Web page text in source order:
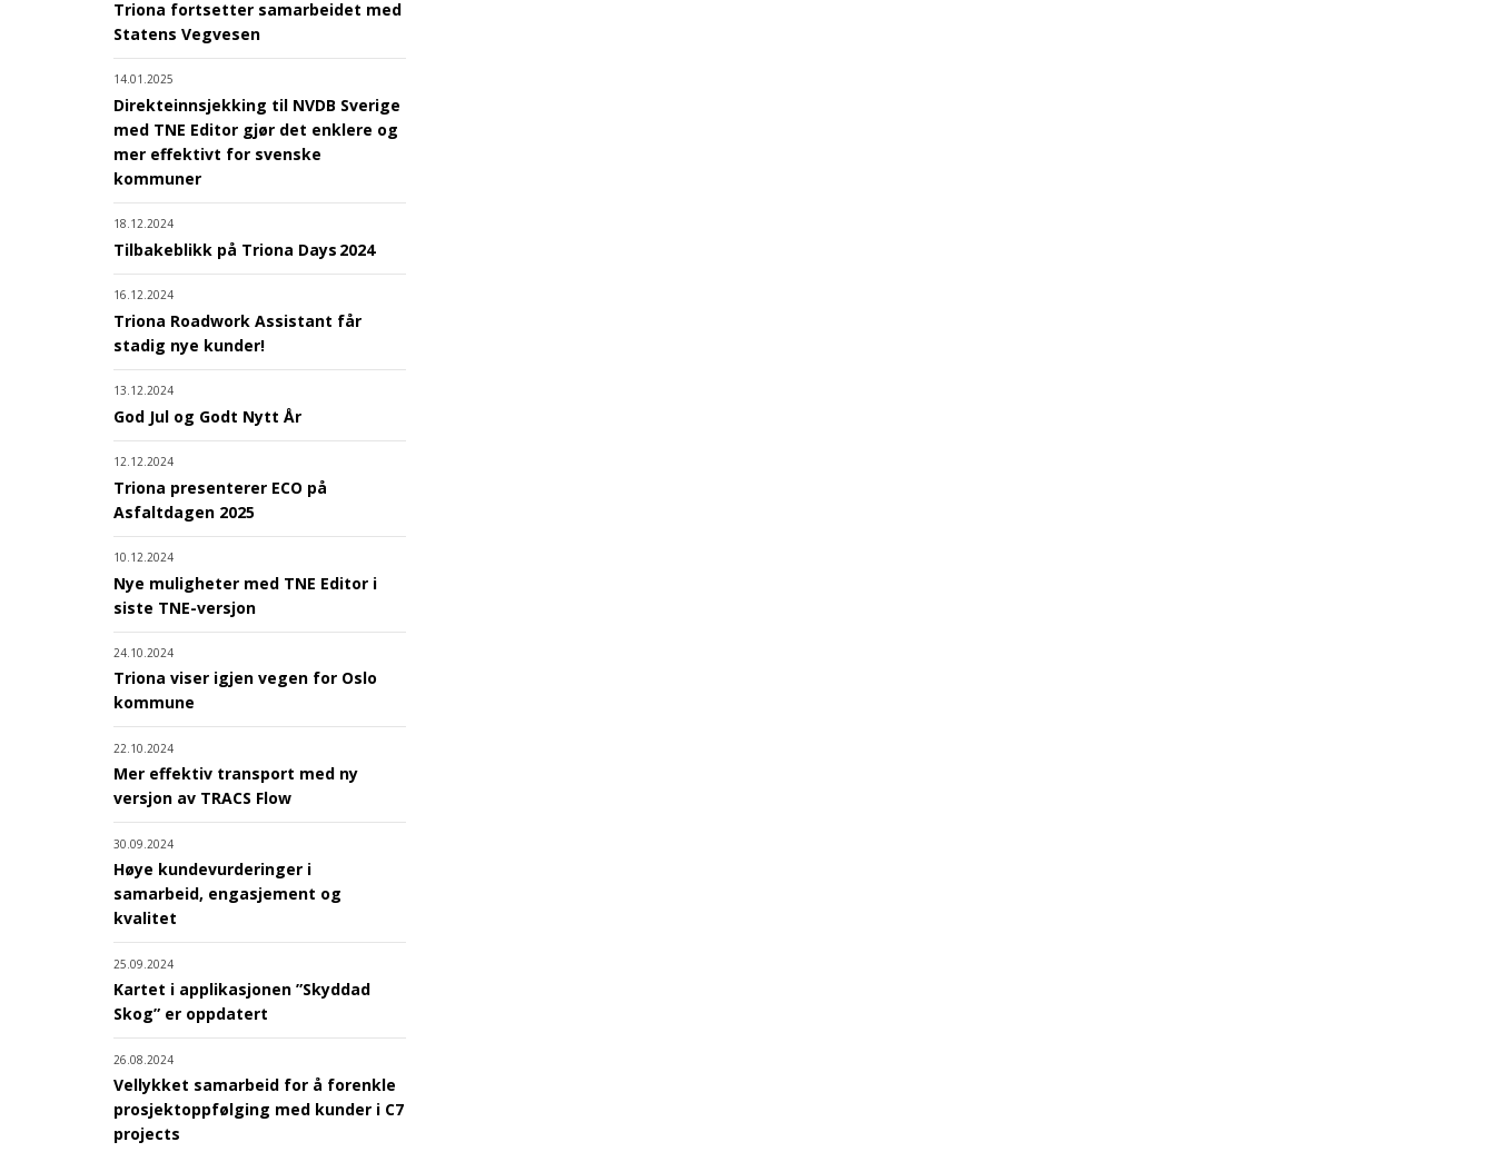
Triona fortsetter samarbeidet med
Statens Vegvesen
14.01.2025
Direkteinnsjekking til NVDB Sverige
med TNE Editor gjør det enklere og
mer effektivt for svenske
kommuner
18.12.2024
Tilbakeblikk på Triona Days 2024
16.12.2024
Triona Roadwork Assistant får
stadig nye kunder!
13.12.2024
God Jul og Godt Nytt År
12.12.2024
Triona presenterer ECO på
Asfaltdagen 2025
10.12.2024
Nye muligheter med TNE Editor i
siste TNE-versjon
24.10.2024
Triona viser igjen vegen for Oslo
kommune
22.10.2024
Mer effektiv transport med ny
versjon av TRACS Flow
30.09.2024
Høye kundevurderinger i
samarbeid, engasjement og
kvalitet
25.09.2024
Kartet i applikasjonen ”Skyddad
Skog” er oppdatert
26.08.2024
Vellykket samarbeid for å forenkle
prosjektoppfølging med kunder i C7
projects